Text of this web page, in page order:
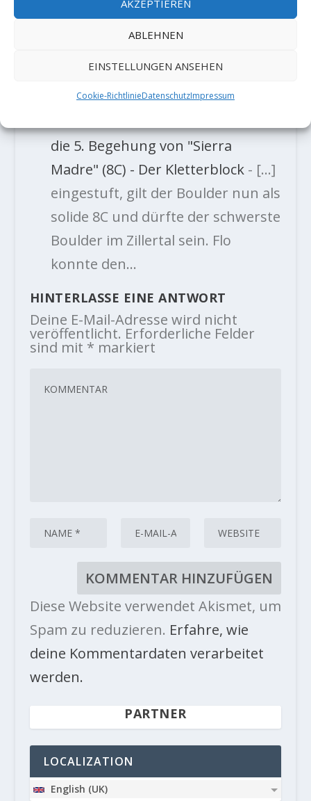
AKZEPTIEREN
ABLEHNEN
EINSTELLUNGEN ANSEHEN
Cookie-RichtlinieDatenschutzImpressum
Begehung, wir berichteten, tat
sich Florian „Flo“ Schmalzl noch
etwas schwer mit der Bewertung
seines bisher […]
die 5. Begehung von "Sierra
Madre" (8C) - Der Kletterblock- […]
eingestuft, gilt der Boulder nun als
solide 8C und dürfte der schwerste
Boulder im Zillertal sein. Flo
konnte den…
HINTERLASSE EINE ANTWORT
Deine E-Mail-Adresse wird nicht
veröffentlicht. Erforderliche Felder
sind mit * markiert
Diese Website verwendet Akismet, um
Spam zu reduzieren. Erfahre, wie
deine Kommentardaten verarbeitet
werden.
PARTNER
LOCALIZATION
English (UK)